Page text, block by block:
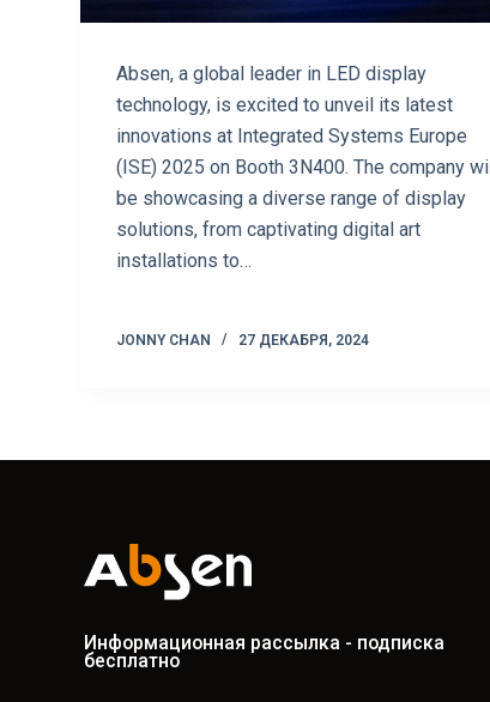
Absen, a global leader in LED display
technology, is excited to unveil its latest
innovations at Integrated Systems Europe
(ISE) 2025 on Booth 3N400. The company will
be showcasing a diverse range of display
solutions, from captivating digital art
installations to…
JONNY CHAN 27 ДЕКАБРЯ, 2024
Информационная рассылка - подписка
бесплатно